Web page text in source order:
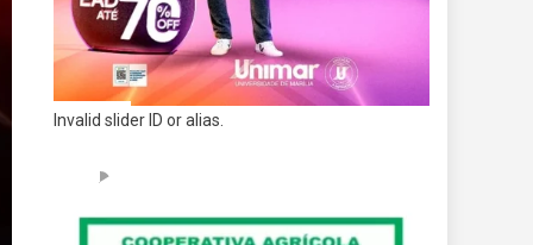
Invalid slider ID or alias.